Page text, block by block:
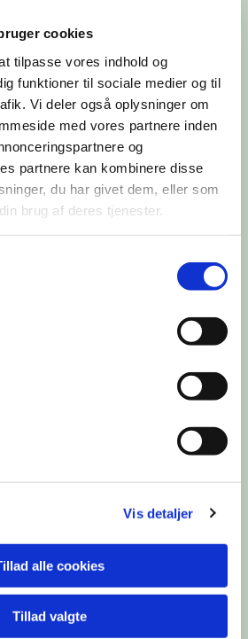
cookies
tilpasse vores indhold og
funktioner til sociale medier og til
Vi deler også oplysninger om
med vores partnere inden
og
partnere kan kombinere disse
du har givet dem, eller som
brug af deres tjenester.
Vis detaljer
alle cookies
Tillad valgte